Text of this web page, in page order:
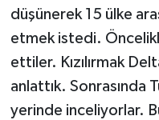
düşünerek 15 ülke
etmek istedi.
ettiler. Kızılırmak
anlattık. Sonrasında
yerinde inceliyorlar.